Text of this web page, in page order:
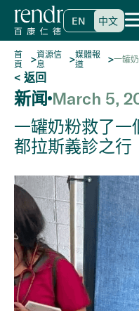
EN 中文
首
頁
>資源信
息
>媒體報
道
>一罐
< 返回
新闻 March 5,
一罐奶粉救了一
都拉斯義診之行